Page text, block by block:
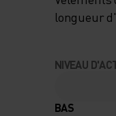
longueur
NIVEAU
BAS